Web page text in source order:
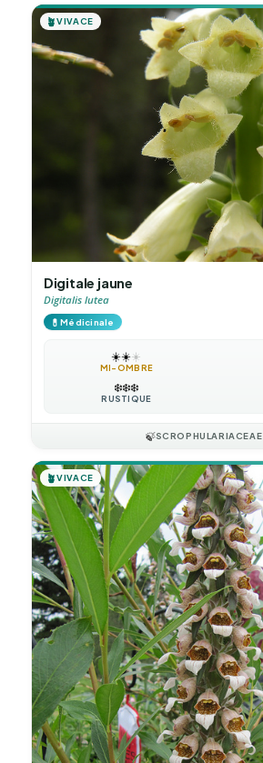
🪴VIVACE
Digitale jaune
Digitalis lutea
💊Médicinale
☀️☀️☀️
MI-OMBRE
❄️❄️❄️
RUSTIQUE
🍃SCROPHULARIACEAE
🪴VIVACE